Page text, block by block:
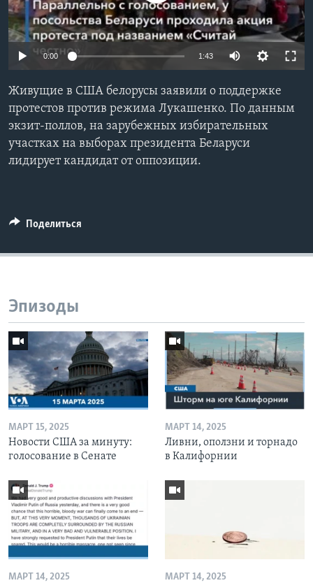
Learning English
СОЦИАЛЬНЫЕ СЕТИ
Языки
0:00 1:43
Живущие в США белорусы заявили о поддержке
протестов против режима Лукашенко. По данным
экзит-поллов, на зарубежных избирательных
участках на выборах президента Беларуси
лидирует кандидат от оппозиции.
Поделиться
Эпизоды
МАРТ 15, 2025
Новости США за минуту:
голосование в Сенате
МАРТ 14, 2025
Ливни, оползни и торнадо
в Калифорнии
МАРТ 14, 2025 МАРТ 14, 2025